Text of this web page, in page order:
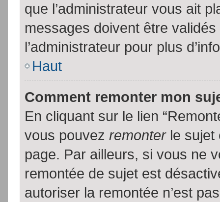
que l’administrateur vous ait
messages doivent être
l’administrateur pour plus
Haut
Comment remonter mon
En cliquant sur le lien
vous pouvez remonterle sujet
page. Par ailleurs, si vous ne
remontée de sujet est
autoriser la remontée n’est